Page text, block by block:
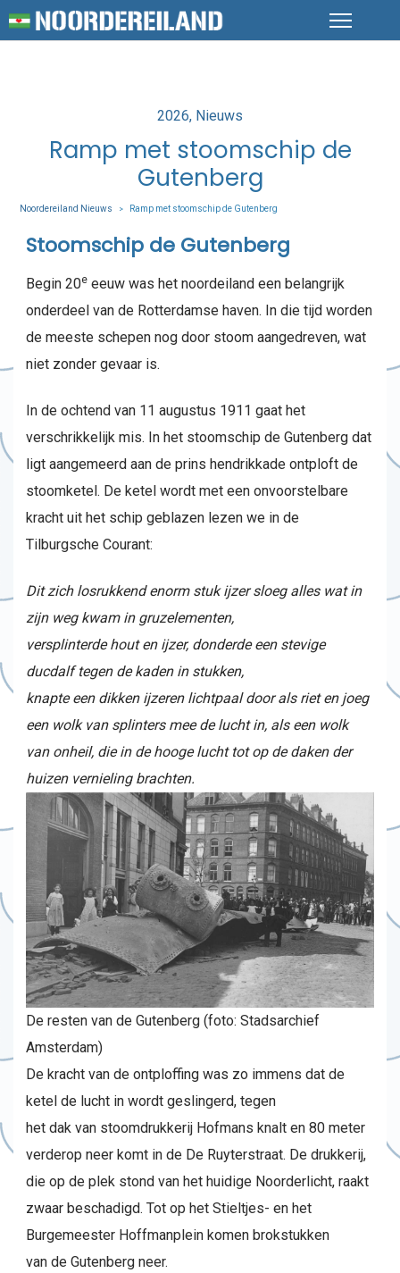
Posted
in
2026 Nieuws
Ramp met stoomschip de
Gutenberg
Noordereiland Nieuws > Ramp met stoomschip de Gutenberg
Stoomschip de Gutenberg
Begin 20e eeuw was het noordeiland een belangrijk
onderdeel van de Rotterdamse haven. In die tijd worden
de meeste schepen nog door stoom aangedreven, wat
niet zonder gevaar is.
In de ochtend van 11 augustus 1911 gaat het
verschrikkelijk mis. In het stoomschip de Gutenberg dat
ligt aangemeerd aan de prins hendrikkade ontploft de
stoomketel. De ketel wordt met een onvoorstelbare
kracht uit het schip geblazen lezen we in de
Tilburgsche Courant:
Dit zich losrukkend enorm stuk ijzer sloeg alles wat in
zijn weg kwam in gruzelementen,
versplinterde hout en ijzer, donderde een stevige
ducdalf tegen de kaden in stukken,
knapte een dikken ijzeren lichtpaal door als riet en joeg
een wolk van splinters mee de lucht in, als een wolk
van onheil, die in de hooge lucht tot op de daken der
huizen vernieling brachten.
De resten van de Gutenberg (foto: Stadsarchief
Amsterdam)
De kracht van de ontploffing was zo immens dat de
ketel de lucht in wordt geslingerd, tegen
het dak van stoomdrukkerij Hofmans knalt en 80 meter
verderop neer komt in de De Ruyterstraat. De drukkerij,
die op de plek stond van het huidige Noorderlicht, raakt
zwaar beschadigd. Tot op het Stieltjes- en het
Burgemeester Hoffmanplein komen brokstukken
van de Gutenberg neer.